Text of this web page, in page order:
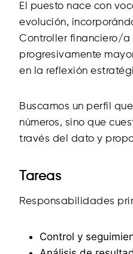
El puesto nace con
evolución,
Controller financiero/a
progresivamente
en la reflexión
Buscamos un perfil
números, sino que
través del dato y
Tareas
Responsabilidades
Control y